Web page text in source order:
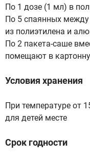
По 1 дозе (1 мл) в
По 5 спаянных между
из полиэтилена и
По 2 пакета-саше
помещают в
Условия хранения
При температуре от
для детей месте
Срок годности